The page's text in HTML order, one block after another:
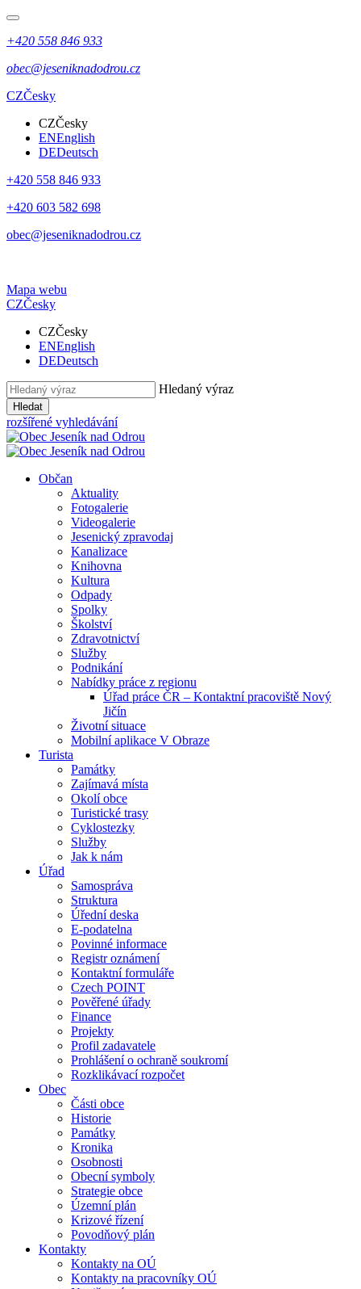
+420 558 846 933
obec@jeseniknadodrou.cz
CZČesky
CZČesky
ENEnglish
DEDeutsch
+420 558 846 933
+420 603 582 698
obec@jeseniknadodrou.cz
Mapa webu
CZČesky
CZČesky
ENEnglish
DEDeutsch
Hledaný výraz
Hledat
rozšířené vyhledávání
Občan
Aktuality
Fotogalerie
Videogalerie
Jesenický zpravodaj
Kanalizace
Knihovna
Kultura
Odpady
Spolky
Školství
Zdravotnictví
Služby
Podnikání
Nabídky práce z regionu
Úřad práce ČR – Kontaktní pracoviště Nový
Jičín
Životní situace
Mobilní aplikace V Obraze
Turista
Památky
Zajímavá místa
Okolí obce
Turistické trasy
Cyklostezky
Služby
Jak k nám
Úřad
Samospráva
Struktura
Úřední deska
E-podatelna
Povinné informace
Registr oznámení
Kontaktní formuláře
Czech POINT
Pověřené úřady
Finance
Projekty
Profil zadavatele
Prohlášení o ochraně soukromí
Rozklikávací rozpočet
Obec
Části obce
Historie
Památky
Kronika
Osobnosti
Obecní symboly
Strategie obce
Územní plán
Krizové řízení
Povodňový plán
Kontakty
Kontakty na OÚ
Kontakty na pracovníky OÚ